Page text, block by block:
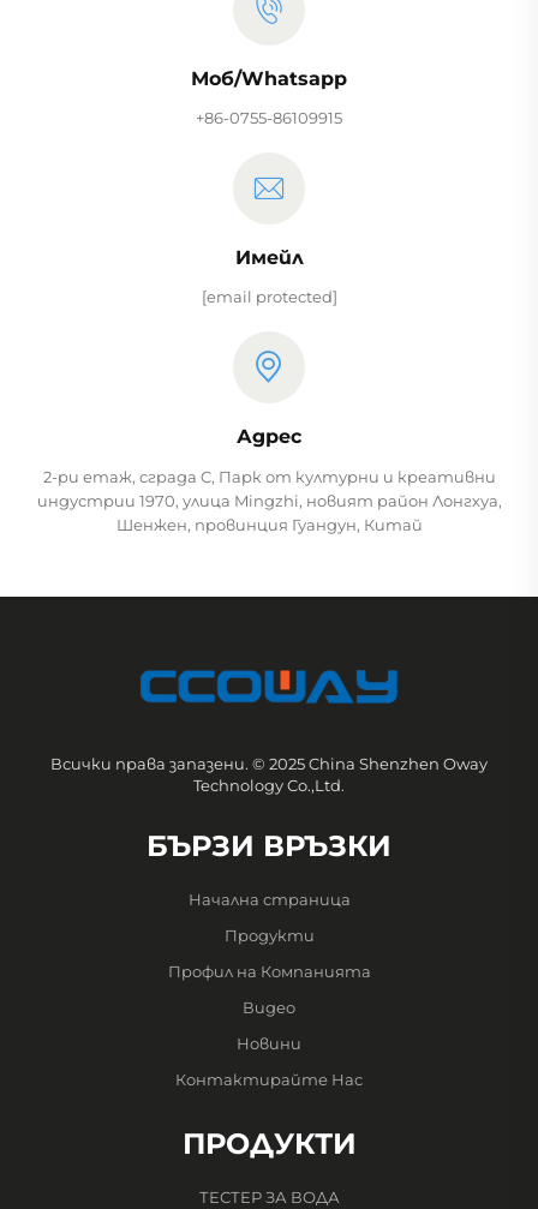
Моб/Whatsapp
+86-0755-86109915
Имейл
[email protected]
Адрес
2-ри етаж, сграда C, Парк от културни и креативни
индустрии 1970, улица Mingzhi, новият район Лонгхуа,
Шенжен, провинция Гуандун, Китай
Всички права запазени. © 2025 China Shenzhen Oway
Technology Co.,Ltd.
БЪРЗИ ВРЪЗКИ
Начална страница
Продукти
Профил на Компанията
Видео
Новини
Контактирайте Нас
ПРОДУКТИ
ТЕСТЕР ЗА ВОДА